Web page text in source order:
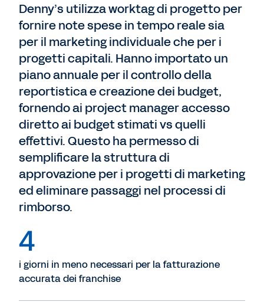
Denny’s utilizza worktag di progetto per
fornire note spese in tempo reale sia
per il marketing individuale che per i
progetti capitali. Hanno importato un
piano annuale per il controllo della
reportistica e creazione dei budget,
fornendo ai project manager accesso
diretto ai budget stimati vs quelli
effettivi. Questo ha permesso di
semplificare la struttura di
approvazione per i progetti di marketing
ed eliminare passaggi nel processi di
rimborso.
4
i giorni in meno necessari per la fatturazione
accurata dei franchise